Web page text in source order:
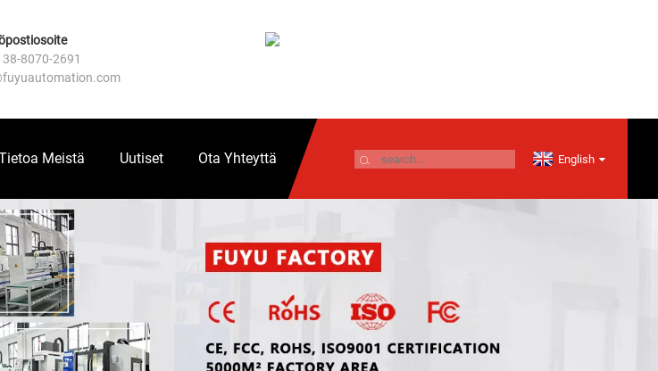
8070-2691
Meistä Uutiset Ota Yhteyttä English